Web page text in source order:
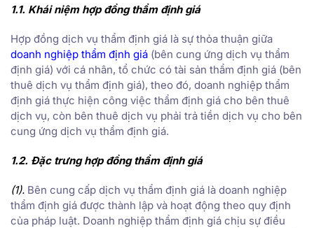
1.1. Khái niệm hợp đồng thẩm định giá
Hợp đồng dịch vụ thẩm định giá là sự thỏa thuận giữa
doanh nghiệp thẩm định giá (bên cung ứng dịch vụ thẩm
định giá) với cá nhân, tổ chức có tài sản thẩm định giá (bên
thuê dịch vụ thẩm định giá), theo đó, doanh nghiệp thẩm
định giá thực hiện công việc thẩm định giá cho bên thuê
dịch vụ, còn bên thuê dịch vụ phải trả tiền dịch vụ cho bên
cung ứng dịch vụ thẩm định giá.
1.2. Đặc trưng hợp đồng thẩm định giá
(1). Bên cung cấp dịch vụ thẩm định giá là doanh nghiệp
thẩm định giá được thành lập và hoạt động theo quy định
của pháp luật. Doanh nghiệp thẩm định giá chịu sự điều